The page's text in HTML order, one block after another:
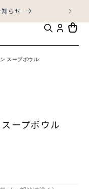
らせ
カ
ー
スープボウル
ープボウル